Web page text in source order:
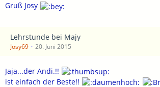
Gruß Josy
Lehrstunde bei Majy
Josy69 20. Juni 2015
Jaja...der Andi.!!
ist einfach der Beste!!